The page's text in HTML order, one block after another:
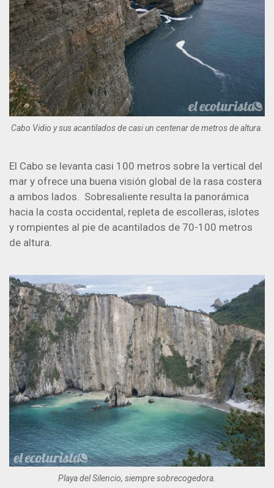
Cabo Vidio y sus acantilados de casi un centenar de metros de altura.
El Cabo se levanta casi 100 metros sobre la vertical del
mar y ofrece una buena visión global de la rasa costera
a ambos lados. Sobresaliente resulta la panorámica
hacia la costa occidental, repleta de escolleras, islotes
y rompientes al pie de acantilados de 70-100 metros
de altura.
Playa del Silencio, siempre sobrecogedora.